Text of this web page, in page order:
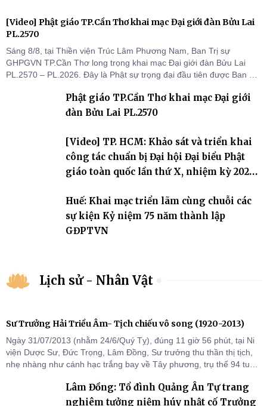
[Video] Phật giáo TP.Cần Thơ khai mạc Đại giới đàn Bửu Lai
PL.2570
Sáng 8/8, tại Thiền viện Trúc Lâm Phương Nam, Ban Trị sự
GHPGVN TP.Cần Thơ long trọng khai mạc Đại giới đàn Bửu Lai
PL.2570 – PL.2026. Đây là Phật sự trọng đại đầu tiên được Ban Trị
thứ I, thể hiện sự quan tâm đối với công tác truyền giới, đào tạo
Tăng tài và tiếp nối mạng mạch Tăng-g
Phật giáo TP.Cần Thơ khai mạc Đại giới
đàn Bửu Lai PL.2570
[Video] TP. HCM: Khảo sát và triển khai
công tác chuẩn bị Đại hội Đại biểu Phật
giáo toàn quốc lần thứ X, nhiệm kỳ 2026-
Huế: Khai mạc triển lãm cùng chuỗi các
sự kiện Kỷ niệm 75 năm thành lập
GĐPTVN
Lịch sử - Nhân Vật
Sư Trưởng Hải Triều Âm- Tịch chiếu vô song (1920-2013)
Ngày 31/07/2013 (nhằm 24/6/Quý Tỵ), đúng 11 giờ 56 phút, tại Ni
viện Dược Sư, Đức Trọng, Lâm Đồng, Sư trưởng thu thần thị tịch,
nhẹ nhàng như cánh hạc trắng bay về Tây phương, trụ thế 94 tuổi
Lâm Đồng: Tổ đình Quảng Ân Tự trang
nghiêm tưởng niệm húy nhật cố Trưởng